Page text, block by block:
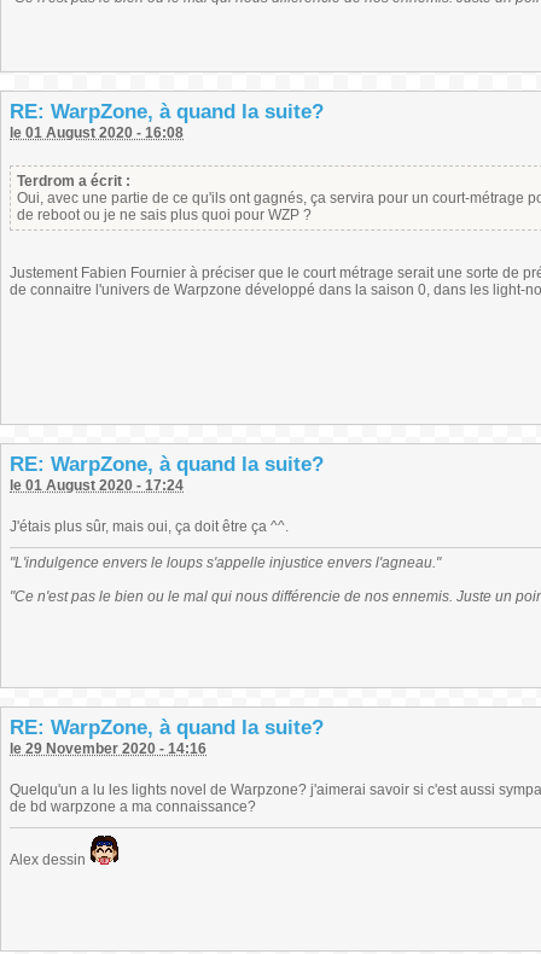
RE: WarpZone, à quand la suite?
le 01 August 2020 - 16:08
Terdrom a écrit :
Oui, avec une partie de ce qu'ils ont gagnés, ça servira pour un court-métrage
de reboot ou je ne sais plus quoi pour WZP ?
Justement Fabien Fournier à préciser que le court métrage serait une sorte de
de connaitre l'univers de Warpzone développé dans la saison 0, dans les light-
RE: WarpZone, à quand la suite?
le 01 August 2020 - 17:24
J'étais plus sûr, mais oui, ça doit être ça ^^.
"L'indulgence envers le loups s'appelle injustice envers l'agneau."
"Ce n'est pas le bien ou le mal qui nous différencie de nos ennemis. Juste un
RE: WarpZone, à quand la suite?
le 29 November 2020 - 14:16
Quelqu'un a lu les lights novel de Warpzone? j'aimerai savoir si c'est aussi
de bd warpzone a ma connaissance?
Alex dessin